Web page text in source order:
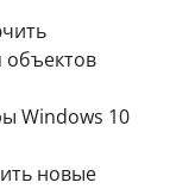
объектов
Windows 10
новые